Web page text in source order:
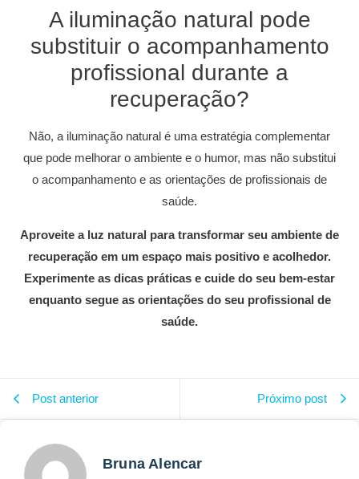
A iluminação natural pode
substituir o acompanhamento
profissional durante a
recuperação?
Não, a iluminação natural é uma estratégia complementar
que pode melhorar o ambiente e o humor, mas não substitui
o acompanhamento e as orientações de profissionais de
saúde.
Aproveite a luz natural para transformar seu ambiente de
recuperação em um espaço mais positivo e acolhedor.
Experimente as dicas práticas e cuide do seu bem-estar
enquanto segue as orientações do seu profissional de
saúde.
Post anterior Próximo post
Bruna Alencar